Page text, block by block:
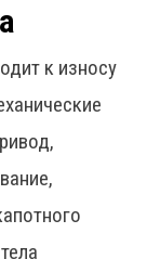
к износу